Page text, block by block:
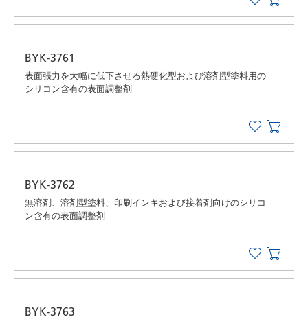
BYK-3761
表面張力を大幅に低下させる熱硬化型および溶剤型塗料用の
シリコン含有の表面調整剤
BYK-3762
無溶剤、溶剤型塗料、印刷インキおよび接着剤向けのシリコ
ン含有の表面調整剤
BYK-3763